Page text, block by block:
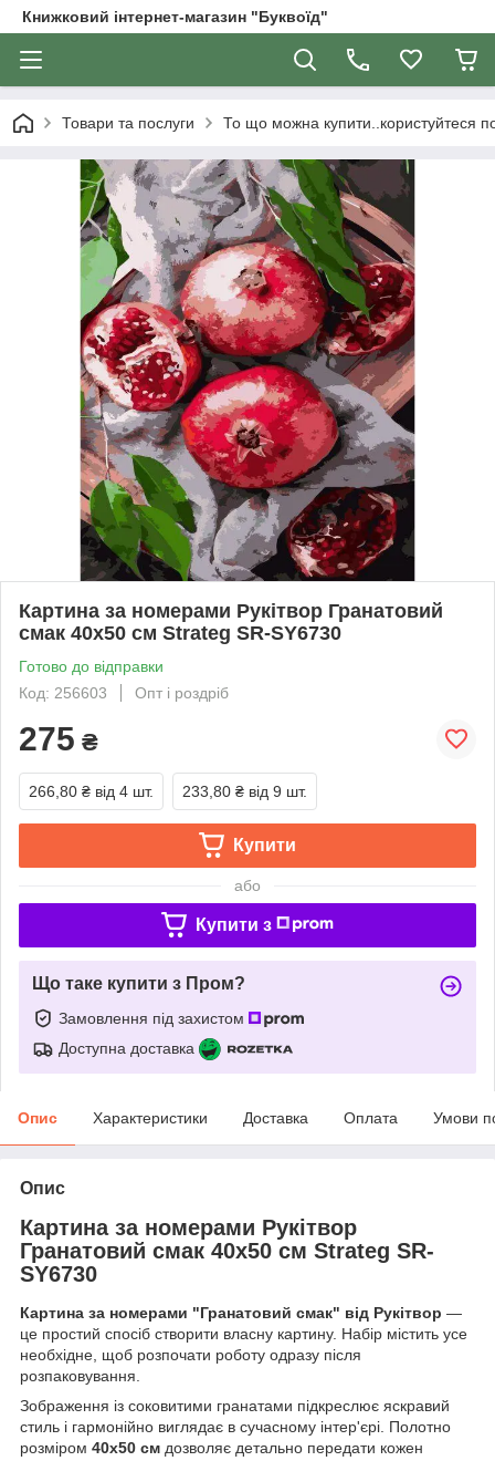
Книжковий інтернет-магазин "Буквоїд"
Товари та послуги То що можна купити..користуйтеся
Картина за номерами Рукітвор Гранатовий
смак 40x50 см Strateg SR-SY6730
Готово до відправки
Код: 256603
Опт і роздріб
275 ₴
266,80 ₴ від 4 шт. 233,80 ₴ від 9 шт.
Купити
або
Купити з
Що таке купити з Пром?
Замовлення під захистом
Доступна доставка
Опис Характеристики Доставка Оплата Умови
Опис
Картина за номерами Рукітвор
Гранатовий смак 40x50 см Strateg SR-
SY6730
Картина за номерами "Гранатовий смак" від Рукітвор —
це простий спосіб створити власну картину. Набір містить усе
необхідне, щоб розпочати роботу одразу після
розпаковування.
Зображення із соковитими гранатами підкреслює яскравий
стиль і гармонійно виглядає в сучасному інтер'єрі. Полотно
розміром 40x50 см дозволяє детально передати кожен